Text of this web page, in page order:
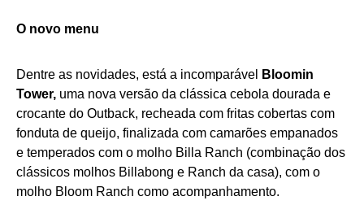
O novo menu
Dentre as novidades, está a incomparável
Bloomin
Tower, uma nova versão da clássica cebola dourada e
crocante do Outback, recheada com fritas cobertas com
fonduta de queijo, finalizada com camarões empanados
e temperados com o molho Billa Ranch (combinação dos
clássicos molhos Billabong e Ranch da casa), com o
molho Bloom Ranch como acompanhamento.